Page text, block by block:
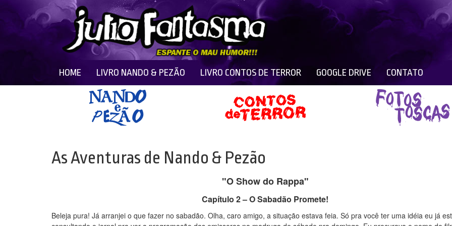
HOME LIVRO NANDO & PEZÃO LIVRO CONTOS DE TERROR GOOGLE DRIVE CONTATO
As Aventuras de Nando & Pezão
"O Show do Rappa"
Capítulo 2 – O Sabadão Promete!
Beleja pura! Já arranjei o que fazer no sabadão. Olha, caro amigo, a situação estava feia. Só pra você ter uma idéia eu já